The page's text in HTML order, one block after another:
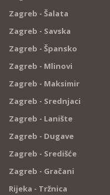
Zagreb - Šalata
Zagreb - Savska
Zagreb - Špansko
Zagreb - Mlinovi
Zagreb - Maksimir
Zagreb - Srednjaci
Zagreb - Lanište
Zagreb - Dugave
Zagreb - Središće
Zagreb - Gračani
Rijeka - Tržnica